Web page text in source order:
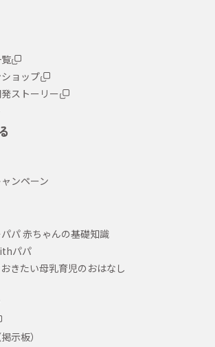
ョップ
ストーリー
ンペーン
パ 赤ちゃんの基礎知識
パパ
きたい母乳育児のおはなし
示板）